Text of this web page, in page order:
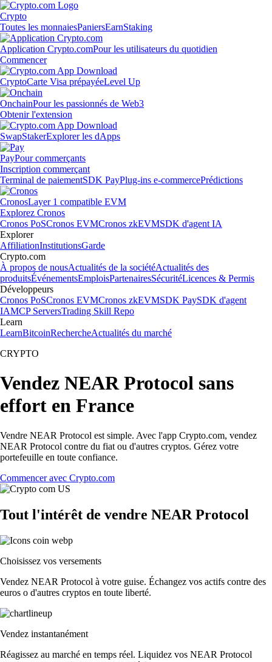
Crypto
Toutes les monnaiesPaniersEarnStaking
Application Crypto.comPour les utilisateurs du quotidien
Commencer
CryptoCarte Visa prépayéeLevel Up
OnchainPour les passionnés de Web3
Obtenir l'extension
SwapStakerExplorer les dApps
PayPour commerçants
Inscription commerçant
Terminal de paiementSDK PayPlug-ins e-commercePrédictions
CronosLayer 1 compatible EVM
Explorez Cronos
Cronos PoSCronos EVMCronos zkEVMSDK d'agent IA
Explorer
AffiliationInstitutionsGarde
Crypto.com
À propos de nousActualités de la sociétéActualités des
produitsÉvénementsEmploisPartenairesSécuritéLicences & Permis
Développeurs
Cronos PoSCronos EVMCronos zkEVMSDK PaySDK d'agent
IAMCP ServersTrading Skill Repo
Learn
LearnBitcoinRechercheActualités du marché
CRYPTO
Vendez NEAR Protocol sans
effort en France
Vendre NEAR Protocol est simple. Avec l'app Crypto.com, vendez
NEAR Protocol contre du fiat ou d'autres cryptos. Gérez votre
portefeuille en toute confiance.
Commencer avec Crypto.com
Tout l'intérêt de vendre NEAR Protocol
Choisissez vos versements
Vendez NEAR Protocol à votre guise. Échangez vos actifs contre des
euros o d'autres cryptos en toute liberté.
Vendez instantanément
Réagissez au marché en temps réel. Liquidez vos NEAR Protocol